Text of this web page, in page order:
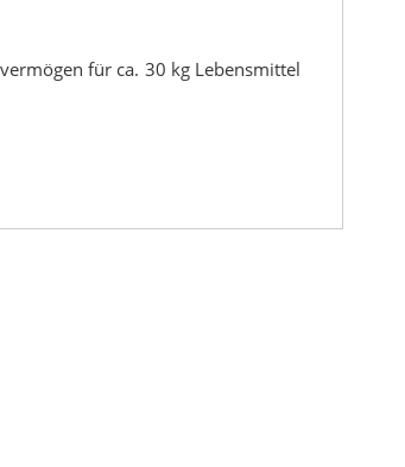
für ca. 30 kg Lebensmittel